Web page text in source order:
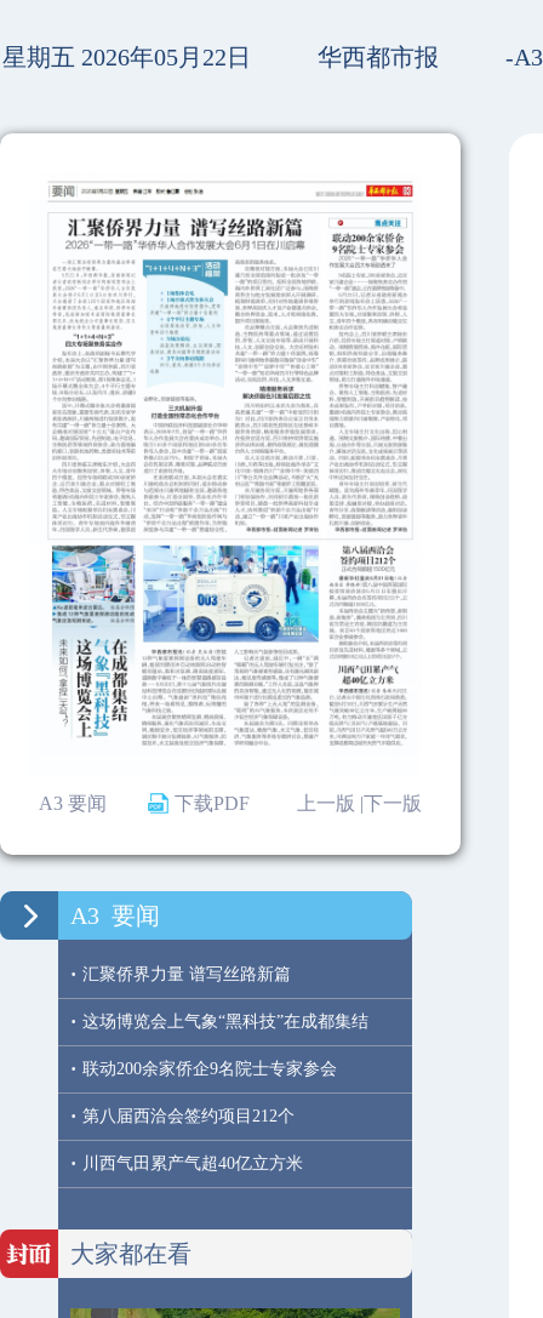
星期五 2026年05月22日 华西都市报 -
A3 要闻 下载PDF 下一版
上一版 |
A3 要闻
· 汇聚侨界力量 谱写丝路新篇
· 这场博览会上气象“黑科技”在成都集结
· 联动200余家侨企9名院士专家参会
· 第八届西洽会签约项目212个
· 川西气田累产气超40亿立方米
大家都在看